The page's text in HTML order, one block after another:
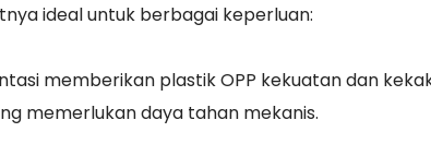
ideal untuk berbagai keperluan:
memberikan plastik OPP kekuatan dan
memerlukan daya tahan mekanis.